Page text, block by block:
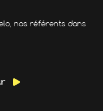
nos référents dans